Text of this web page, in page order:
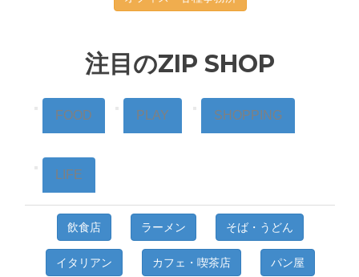
注目のZIP SHOP
FOOD PLAY SHOPPING
LIFE
飲食店 ラーメン そば・うどん
イタリアン カフェ・喫茶店 パン屋